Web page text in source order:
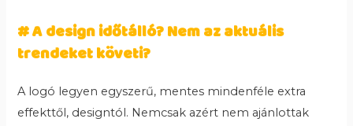
# A design időtálló? Nem az aktuális
trendeket követi?
A logó legyen egyszerű, mentes mindenféle extra
effekttől, designtól. Nemcsak azért nem ajánlottak